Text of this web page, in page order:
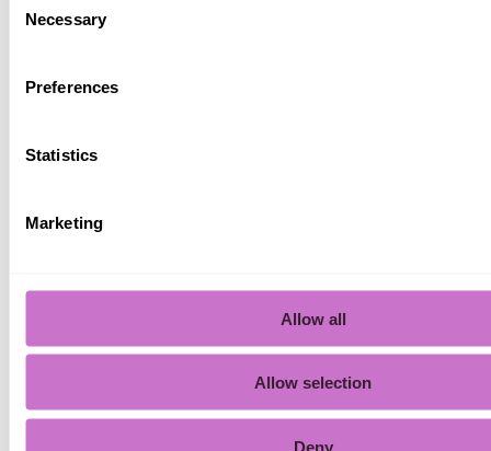
Selection
Necessary
Preferences
Statistics
Marketing
Allow all
Allow selection
Deny